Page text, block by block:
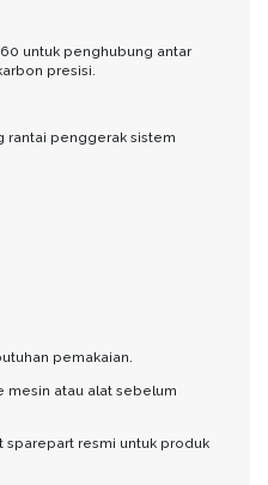
untuk penghubung antar
presisi.
rantai penggerak sistem
pemakaian.
mesin atau alat sebelum
sparepart resmi untuk produk